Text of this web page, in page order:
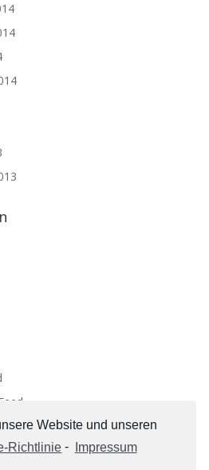
Website und unseren
Richtlinie - Impressum